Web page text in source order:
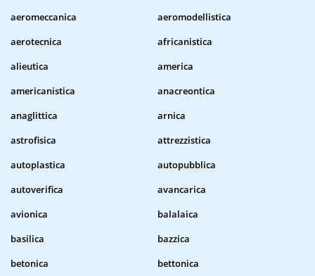
aeromeccanica
aeromodellistica
aerotecnica
africanistica
alieutica
america
americanistica
anacreontica
anaglittica
arnica
astrofisica
attrezzistica
autoplastica
autopubblica
autoverifica
avancarica
avionica
balalaica
basilica
bazzica
betonica
bettonica